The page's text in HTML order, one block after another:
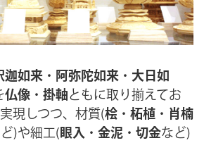
迦如来 ・ 阿弥陀如来 ・ 大日如
仏像 ・ 掛軸ともに取り揃えてお
現しつつ、材質(桧 ・ 柘植 ・ 肖楠
)や細工( 眼入 ・ 金泥 ・ 切金など)